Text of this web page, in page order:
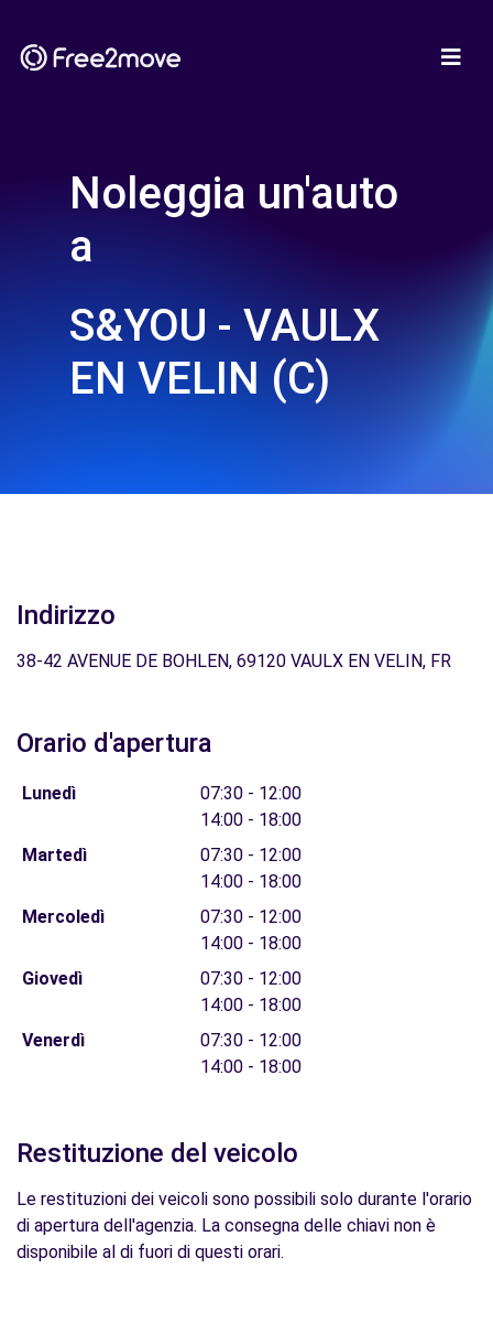
Noleggia un'auto
a
S&YOU - VAULX
EN VELIN (C)
Indirizzo
38-42 AVENUE DE BOHLEN, 69120 VAULX EN VELIN, FR
Orario d'apertura
Lunedì
07:30 - 12:00
14:00 - 18:00
Martedì
07:30 - 12:00
14:00 - 18:00
Mercoledì
07:30 - 12:00
14:00 - 18:00
Giovedì
07:30 - 12:00
14:00 - 18:00
Venerdì
07:30 - 12:00
14:00 - 18:00
Restituzione del veicolo
Le restituzioni dei veicoli sono possibili solo durante l'orario
di apertura dell'agenzia. La consegna delle chiavi non è
disponibile al di fuori di questi orari.